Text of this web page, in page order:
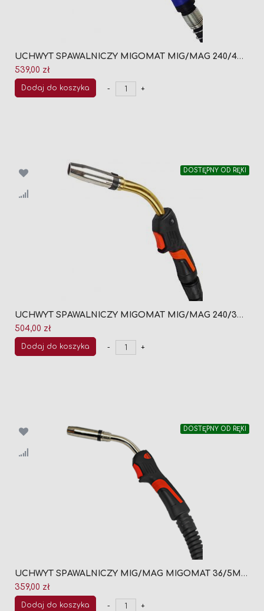
UCHWYT SPAWALNICZY MIGOMAT MIG/MAG 240/4M (CHŁODZONY CIECZĄ)
539,00 zł
Dodaj do koszyka - +
DOSTĘPNY OD RĘKI
UCHWYT SPAWALNICZY MIGOMAT MIG/MAG 240/3M (CHŁODZONY CIECZĄ)
504,00 zł
Dodaj do koszyka - +
DOSTĘPNY OD RĘKI
UCHWYT SPAWALNICZY MIG/MAG MIGOMAT 36/5M (CHŁODZONY GAZEM)
359,00 zł
Dodaj do koszyka - +